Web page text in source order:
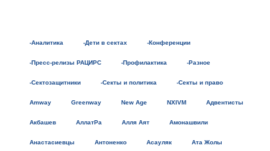
-Аналитика -Дети в сектах -Конференции
-Пресс-релизы РАЦИРС -Профилактика -Разное
-Сектозащитники -Секты и политика -Секты и право
Amway Greenway New Age NXIVM Адвентисты
Акбашев АллатРа Алля Аят Амонашвили
Анастасиевцы Антоненко Асауляк Ата Жолы